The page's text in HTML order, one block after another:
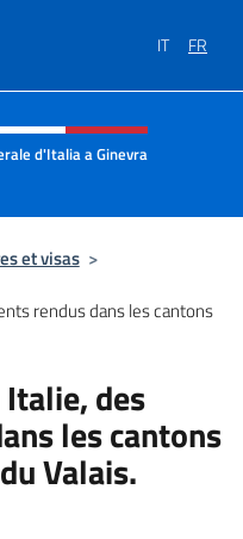
IT FR
en-tête de
d'Italia a Ginevra
et visas >
rendus dans les cantons
Italie, des
les cantons
Valais.